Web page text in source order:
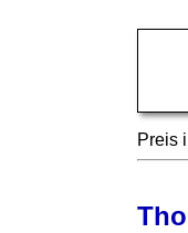
Preis